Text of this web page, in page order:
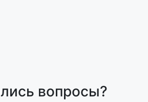
вопросы?